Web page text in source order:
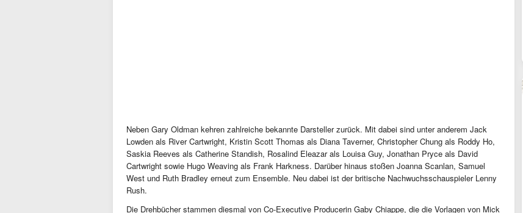
Neben Gary Oldman kehren zahlreiche bekannte Darsteller zurück. Mit dabei sind unter anderem Jack
Lowden als River Cartwright, Kristin Scott Thomas als Diana Taverner, Christopher Chung als Roddy Ho,
Saskia Reeves als Catherine Standish, Rosalind Eleazar als Louisa Guy, Jonathan Pryce als David
Cartwright sowie Hugo Weaving als Frank Harkness. Darüber hinaus stoßen Joanna Scanlan, Samuel
West und Ruth Bradley erneut zum Ensemble. Neu dabei ist der britische Nachwuchsschauspieler Lenny
Rush.
Die Drehbücher stammen diesmal von Co-Executive Producerin Gaby Chiappe, die die Vorlagen von Mick